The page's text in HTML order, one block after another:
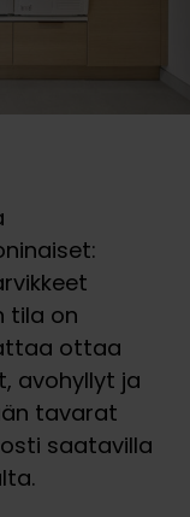
tila on
ottaa
avohyllyt ja
tavarat
saatavilla